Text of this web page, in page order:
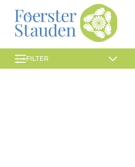
FILTER